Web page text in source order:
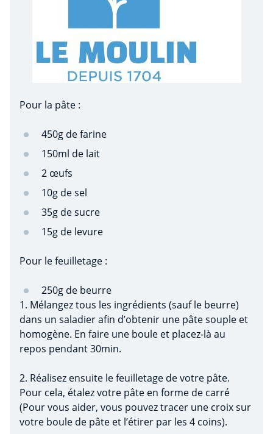
Pour la pâte :
450g de farine
150ml de lait
2 œufs
10g de sel
35g de sucre
15g de levure
Pour le feuilletage :
250g de beurre
1. Mélangez tous les ingrédients (sauf le beurre)
dans un saladier afin d’obtenir une pâte souple et
homogène. En faire une boule et placez-là au
repos pendant 30min.
2. Réalisez ensuite le feuilletage de votre pâte.
Pour cela, étalez votre pâte en forme de carré
(Pour vous aider, vous pouvez tracer une croix sur
votre boule de pâte et l’étirer par les 4 coins).